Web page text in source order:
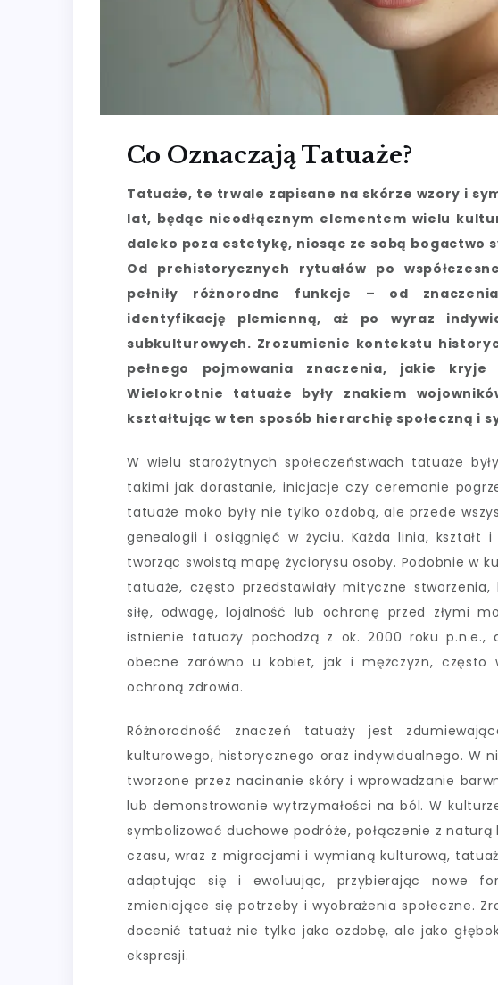
Co Oznaczają Tatuaże?
Tatuaże, te trwale zapisane na skórze wzory i
lat, będąc nieodłącznym elementem wielu
daleko poza estetykę, niosąc ze sobą
Od prehistorycznych rytuałów po
pełniły różnorodne funkcje – od
identyfikację plemienną, aż po wyraz
subkulturowych. Zrozumienie kontekstu
pełnego pojmowania znaczenia, jakie
Wielokrotnie tatuaże były znakiem
kształtując w ten sposób hierarchię społeczną i
W wielu starożytnych społeczeństwach tatuaże
takimi jak dorastanie, inicjacje czy ceremonie
tatuaże moko były nie tylko ozdobą, ale przede
genealogii i osiągnięć w życiu. Każda linia, kształt
tworząc swoistą mapę życiorysu osoby. Podobnie w
tatuaże, często przedstawiały mityczne
siłę, odwagę, lojalność lub ochronę przed złymi
istnienie tatuaży pochodzą z ok. 2000 roku p.n.e.,
obecne zarówno u kobiet, jak i mężczyzn, często
ochroną zdrowia.
Różnorodność znaczeń tatuaży jest
kulturowego, historycznego oraz indywidualnego. W
tworzone przez nacinanie skóry i wprowadzanie
lub demonstrowanie wytrzymałości na ból. W
symbolizować duchowe podróże, połączenie z
czasu, wraz z migracjami i wymianą kulturową,
adaptując się i ewoluując, przybierając nowe
zmieniające się potrzeby i wyobrażenia społeczne.
docenić tatuaż nie tylko jako ozdobę, ale jako
ekspresji.